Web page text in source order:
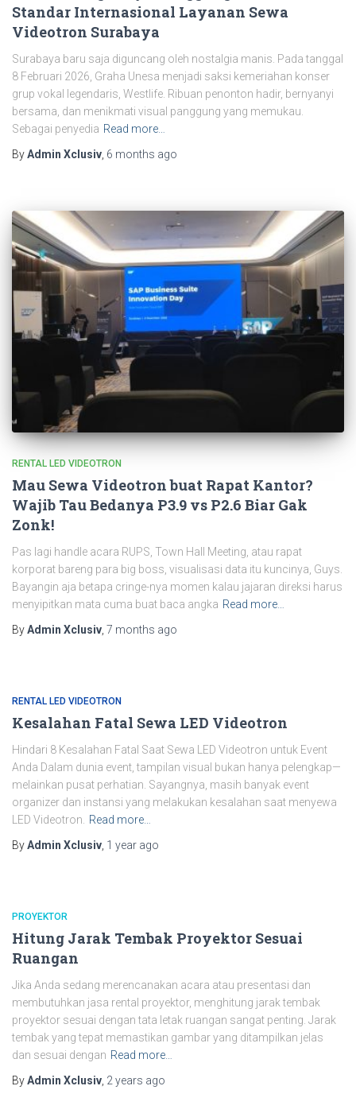
Standar Internasional Layanan Sewa
Videotron Surabaya
Surabaya baru saja diguncang oleh nostalgia manis. Pada tanggal
8 Februari 2026, Graha Unesa menjadi saksi kemeriahan konser
grup vokal legendaris, Westlife. Ribuan penonton hadir, bernyanyi
bersama, dan menikmati visual panggung yang memukau.
Sebagai penyedia Read more…
ByAdmin Xclusiv, 6 months ago
RENTAL LED VIDEOTRON
Mau Sewa Videotron buat Rapat Kantor?
Wajib Tau Bedanya P3.9 vs P2.6 Biar Gak
Zonk!
Pas lagi handle acara RUPS, Town Hall Meeting, atau rapat
korporat bareng para big boss, visualisasi data itu kuncinya, Guys.
Bayangin aja betapa cringe-nya momen kalau jajaran direksi harus
menyipitkan mata cuma buat baca angka Read more…
ByAdmin Xclusiv 7 months ago
RENTAL LED VIDEOTRON
Kesalahan Fatal Sewa LED Videotron
Hindari 8 Kesalahan Fatal Saat Sewa LED Videotron untuk Event
Anda Dalam dunia event, tampilan visual bukan hanya pelengkap—
melainkan pusat perhatian. Sayangnya, masih banyak event
organizer dan instansi yang melakukan kesalahan saat menyewa
LED Videotron.
Read more…
ByAdmin Xclusiv 1 year ago
PROYEKTOR
Hitung Jarak Tembak Proyektor Sesuai
Ruangan
Jika Anda sedang merencanakan acara atau presentasi dan
membutuhkan jasa rental proyektor, menghitung jarak tembak
proyektor sesuai dengan tata letak ruangan sangat penting. Jarak
tembak yang tepat memastikan gambar yang ditampilkan jelas
dan sesuai dengan Read more…
ByAdmin Xclusiv 2 years ago